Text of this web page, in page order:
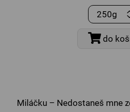
do
Miláčku – Nedostaneš mne